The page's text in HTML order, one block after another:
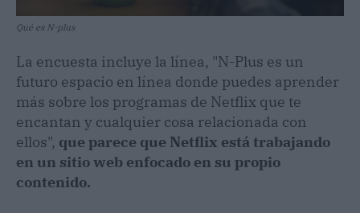
Qué es N-plus
La encuesta incluye la línea, "N-Plus es un
futuro espacio en línea donde puedes aprender
más sobre los programas de Netflix que te
encantan y cualquier cosa relacionada con
ellos", que parece que Netflix está trabajando
en un sitio web enfocado en su propio
contenido.